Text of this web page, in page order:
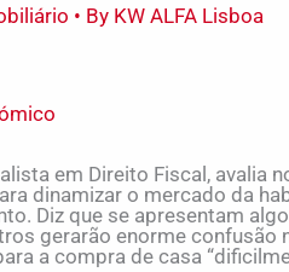
• By KW ALFA Lisboa
em Direito Fiscal, avalia
dinamizar o mercado da
Diz que se apresentam
gerarão enorme confusão
a compra de casa